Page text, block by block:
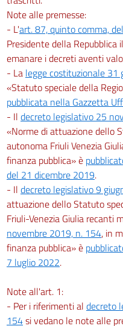
Note alle premesse:
- L'art. 87, quinto comma,
Presidente della Repubblica
emanare i decreti aventi
- La legge costituzionale 31
«Statuto speciale della
pubblicata nella Gazzetta
- Il decreto legislativo 25
«Norme di attuazione dello
autonoma Friuli Venezia
finanza pubblica» è
del 21 dicembre 2019.
- Il decreto legislativo 9
attuazione dello Statuto
Friuli-Venezia Giulia recanti
novembre 2019, n. 154, in
finanza pubblica» è
7 luglio 2022.
Note all'art. 1:
- Per i riferimenti al decreto
154si vedano le note alle